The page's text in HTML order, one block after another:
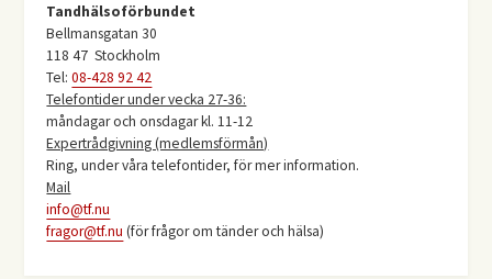
Tandhälsoförbundet
Bellmansgatan 30
118 47 Stockholm
Tel:08-428 92 42
Telefontider under vecka 27-36:
måndagar och onsdagar kl. 11-12
Expertrådgivning (medlemsförmån)
Ring, under våra telefontider, för mer information.
Mail
info@tf.nu
fragor@tf.nu (för frågor om tänder och hälsa)